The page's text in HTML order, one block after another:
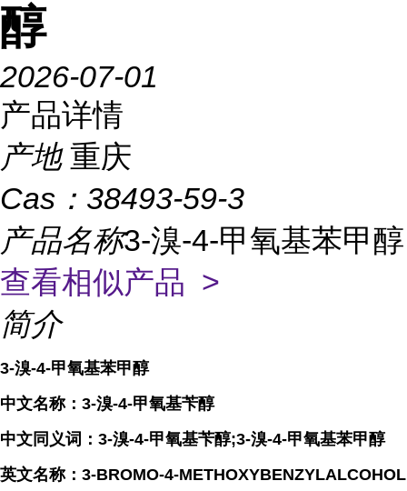
醇
2026-07-01
产品详情
产地 重庆
Cas： 38493-59-3
产品名称3-溴-4-甲氧基苯甲醇
查看相似产品 >
简介
3-溴-4-甲氧基苯甲醇
中文名称：3-溴-4-甲氧基苄醇
中文同义词：3-溴-4-甲氧基苄醇;3-溴-4-甲氧基苯甲醇
英文名称：3-BROMO-4-METHOXYBENZYLALCOHOL